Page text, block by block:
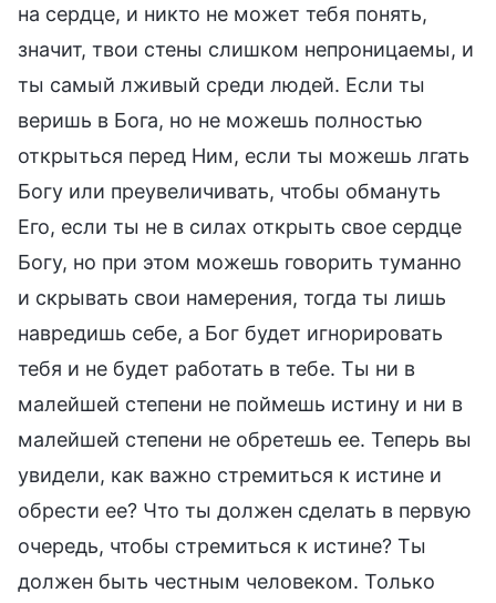
на сердце, и никто не может тебя понять,
значит, твои стены слишком непроницаемы, и
ты самый лживый среди людей. Если ты
веришь в Бога, но не можешь полностью
открыться перед Ним, если ты можешь лгать
Богу или преувеличивать, чтобы обмануть
Его, если ты не в силах открыть свое сердце
Богу, но при этом можешь говорить туманно
и скрывать свои намерения, тогда ты лишь
навредишь себе, а Бог будет игнорировать
тебя и не будет работать в тебе. Ты ни в
малейшей степени не поймешь истину и ни в
малейшей степени не обретешь ее. Теперь вы
увидели, как важно стремиться к истине и
обрести ее? Что ты должен сделать в первую
очередь, чтобы стремиться к истине? Ты
должен быть честным человеком. Только